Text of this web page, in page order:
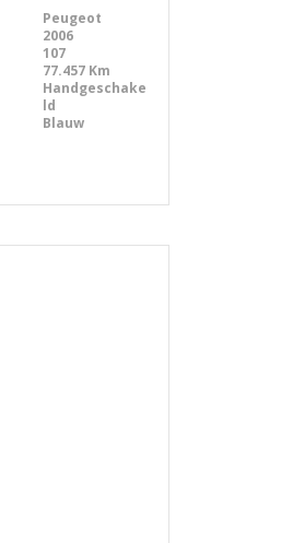
Peugeot
2006
107
77.457 Km
Handgeschake
ld
Blauw